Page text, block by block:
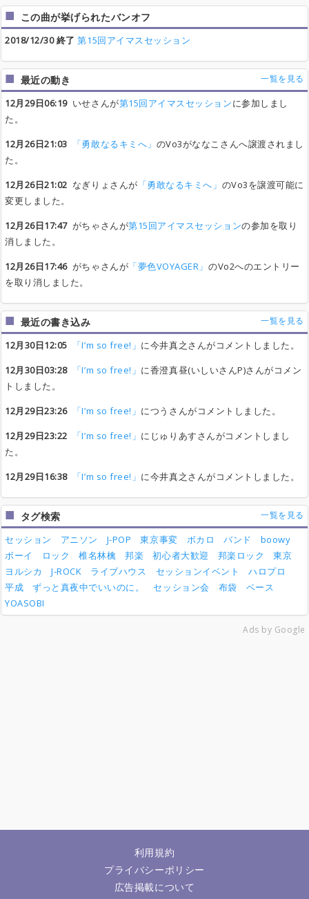
この曲が挙げられたバンオフ
2018/12/30 終了 第15回アイマスセッション
最近の動き 一覧を見る
12月29日06:19いせさんが第15回アイマスセッションに参加しまし
た。
12月26日21:03
「勇敢なるキミへ」 のVo3がななこさんへ譲渡されまし
た。
12月26日21:02 なぎりょさんが 「勇敢なるキミへ」 のVo3を譲渡可能に
変更しました。
12月26日17:47がちゃさんが第15回アイマスセッションの参加を取り
消しました。
12月26日17:46がちゃさんが 「夢色VOYAGER」のVo2へのエントリー
を取り消しました。
最近の書き込み 一覧を見る
12月30日12:05 「I’m so free!」 に今井真之さんがコメントしました。
12月30日03:28
「I’m so free!」 に香澄真昼(いしいさんP)さんがコメン
トしました。
12月29日23:26
「I’m so free!」 につうさんがコメントしました。
12月29日23:22
「I’m so free!」 にじゅりあすさんがコメントしまし
た。
12月29日16:38
「I’m so free!」 に今井真之さんがコメントしました。
タグ検索 一覧を見る
セッション アニソン J-POP 東京事変 ボカロ バンド
boowy
ボーイ
ロック 椎名林檎 邦楽 初心者大歓迎 邦楽ロック
東京
ヨルシカ
J-ROCK ライブハウス セッションイベント
ハロプロ
平成
ずっと真夜中でいいのに。 セッション会 布袋
ベース
YOASOBI
Ads by Google
利用規約
プライバシーポリシー
広告掲載について